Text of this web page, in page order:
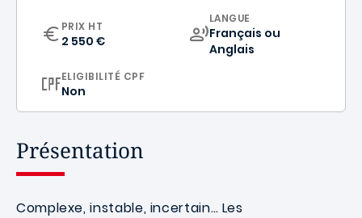
PRIX HT
2 550 €
CURRICULUM
LANGUE
Français ou
Anglais
ELIGIBILITÉ CPF
Non
Présentation
Complexe, instable, incertain… Les